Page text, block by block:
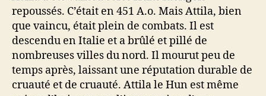
repoussés. C’était en 451 A.o. Mais Attila, bien
que vaincu, était plein de combats. Il est
descendu en Italie et a brûlé et pillé de
nombreuses villes du nord. Il mourut peu de
temps après, laissant une réputation durable de
cruauté et de cruauté. Attila le Hun est même